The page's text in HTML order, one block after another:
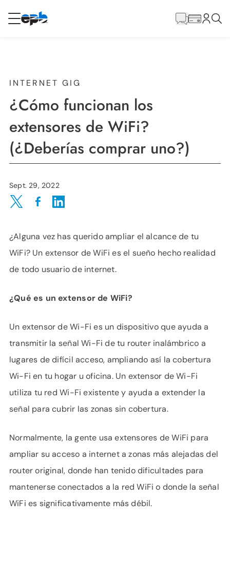
Internet
Energía
Televisión
APOYO
IDIOMA
principal
INTERNET GIG
¿Cómo funcionan los
extensores de WiFi?
(¿Deberías comprar uno?)
Sept. 29, 2022
Share on Twitter
Share on Facebook
Share on LinkedIn
¿Alguna vez has querido ampliar el alcance de tu
WiFi? Un extensor de WiFi es el sueño hecho realidad
de todo usuario de internet.
¿Qué es un extensor de WiFi?
Un extensor de Wi-Fi es un dispositivo que ayuda a
transmitir la señal Wi-Fi de tu router inalámbrico a
lugares de difícil acceso, ampliando así la cobertura
Wi-Fi en tu hogar u oficina. Un extensor de Wi-Fi
utiliza tu red Wi-Fi existente y ayuda a extender la
señal para cubrir las zonas sin cobertura.
Normalmente, la gente usa extensores de WiFi para
ampliar su acceso a internet a zonas más alejadas del
router original, donde han tenido dificultades para
mantenerse conectados a la red WiFi o donde la señal
WiFi es significativamente más débil.